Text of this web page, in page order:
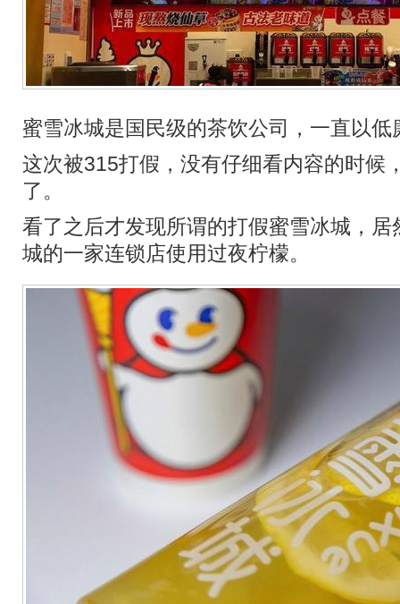
蜜雪冰城是国民级的茶饮公司，一直以
这次被315打假，没有仔细看内容的时候
了。
看了之后才发现所谓的打假蜜雪冰城，
城的一家连锁店使用过夜柠檬。